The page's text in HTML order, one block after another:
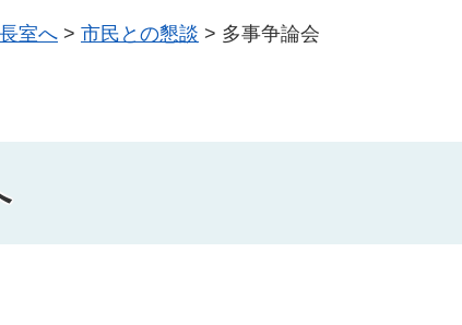
室へ > 市民との懇談 > 多事争論会